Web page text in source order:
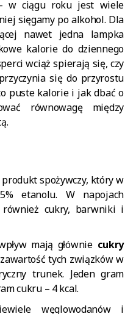
w ciągu roku jest wiele
sięgamy po alkohol. Dla
nawet jedna lampka
kalorie do dziennego
wciąż spierają się, czy
się do przyrostu
puste kalorie i jak dbać o
równowagę między
spożywczy, który w
etanolu. W napojach
cukry, barwniki i
mają główniecukry
tych związków w
trunek. Jeden gram
cukru – 4 kcal.
węglowodanów i